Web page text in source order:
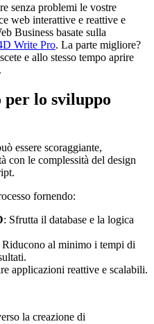
senza problemi le vostre
web interattive e reattive e
Business basate sulla
Write Pro. La parte migliore?
e allo stesso tempo aprire
per lo sviluppo
essere scoraggiante,
con le complessità del design
fornendo:
: Sfrutta il database e la logica
Riducono al minimo i tempi di
applicazioni reattive e scalabili.
la creazione di